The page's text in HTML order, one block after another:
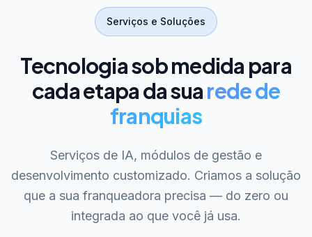
Serviços e Soluções
Tecnologia sob medida para
cada etapa da suarede de
franquias
Serviços de IA, módulos de gestão e
desenvolvimento customizado. Criamos a solução
que a sua franqueadora precisa — do zero ou
integrada ao que você já usa.